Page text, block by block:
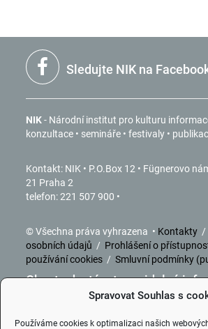
Spravovat Souhlas s
Používáme cookies k optimalizaci našich
Sledujte NIK na
NIK- Národní institut pro kulturu
konzultace • semináře • festivaly •
Kontakt: NIK • P.O.Box 12 • Fügnerovo
21 Praha 2
telefon: 221 507 900 •
© Všechna práva vyhrazena • Kontakty
osobních údajů / Prohlášení o
používání cookies /Smluvní podmínky
Chcete dostávat pravidelné